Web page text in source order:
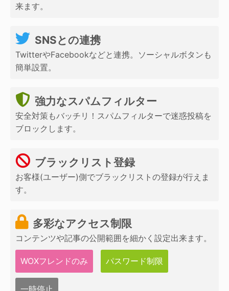
来ます。
SNSとの連携
TwitterやFacebookなどと連携。ソーシャルボタンも
簡単設置。
強力なスパムフィルター
安全対策もバッチリ！スパムフィルターで迷惑投稿を
ブロックします。
ブラックリスト登録
お客様(ユーザー)側でブラックリストの登録が行えま
す。
多彩なアクセス制限
コンテンツや記事の公開範囲を細かく設定出来ます。
WOXフレンドのみ パスワード制限
一時停止